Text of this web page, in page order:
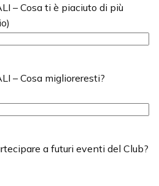
– Cosa ti è piaciuto di più
– Cosa miglioreresti?
a futuri eventi del Club?